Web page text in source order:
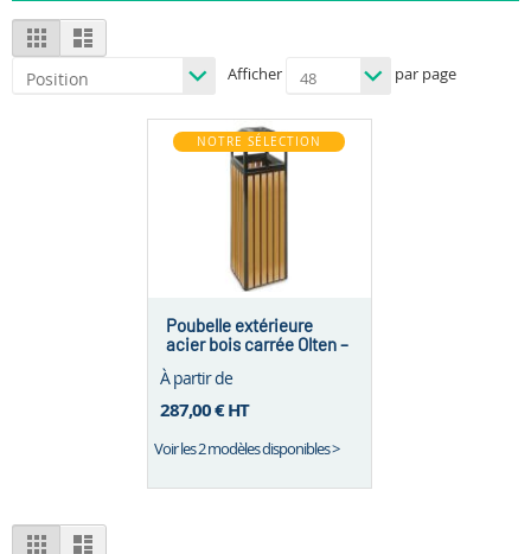
View
as
Grid List
Afficher par page
NOTRE SÉLECTION
Poubelle extérieure
acier bois carrée Olten –
À partir de
287,00 €HT
Voir les 2 modèles disponibles >
ViewGrid List